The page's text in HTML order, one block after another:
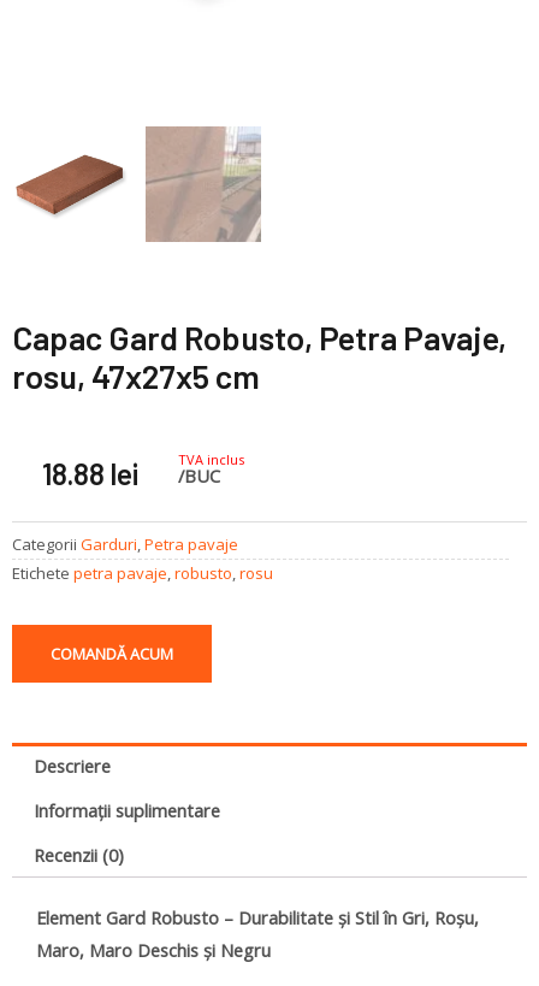
Capac Gard Robusto, Petra Pavaje,
rosu, 47x27x5 cm
18.88 lei TVA inclus
/BUC
Categorii Garduri,Petra pavaje
Etichete petra pavaje,robusto,rosu
COMANDĂ ACUM
Descriere
Informații suplimentare
Recenzii (0)
Element Gard Robusto – Durabilitate și Stil în Gri, Roșu,
Maro, Maro Deschis și Negru